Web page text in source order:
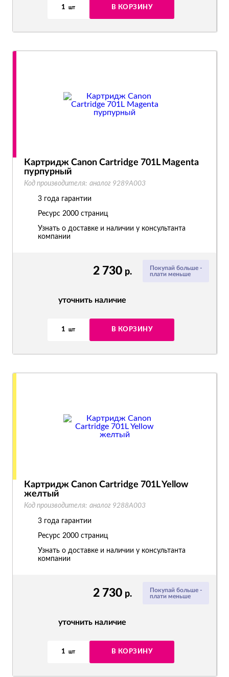
1 шт В КОРЗИНУ
Покупай больше -
плати меньше
2 730 р.
уточнить наличие
1 шт В КОРЗИНУ
Картридж Canon Cartridge 701L Magenta
пурпурный
Код производителя: аналог 9289A003
3 года гарантии
Ресурс 2000 страниц
Узнать о доставке и наличии у консультанта
компании
Покупай больше -
плати меньше
2 730 р.
уточнить наличие
1 шт В КОРЗИНУ
Картридж Canon Cartridge 701L Yellow
желтый
Код производителя: аналог 9288A003
3 года гарантии
Ресурс 2000 страниц
Узнать о доставке и наличии у консультанта
компании